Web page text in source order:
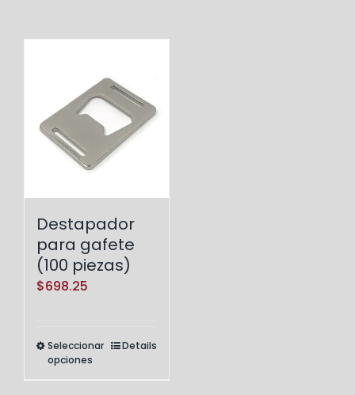
Destapador
para gafete
(100 piezas)
$698.25
Seleccionar
opciones
EsteDetails